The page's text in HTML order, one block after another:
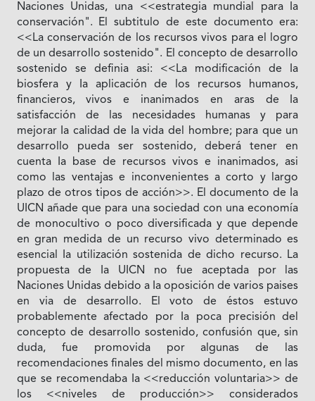
Naciones Unidas, una <<estrategia mundial para Ia
conservación". El subtitulo de este documento era:
<<La conservación de los recursos vivos para el logro
de un desarrollo sostenido". El concepto de desarrollo
sostenido se definia asi: <<La modificación de Ia
biosfera y Ia aplicación de los recursos humanos,
financieros, vivos e inanimados en aras de Ia
satisfacción de las necesidades humanas y para
mejorar Ia calidad de Ia vida del hombre; para que un
desarrollo pueda ser sostenido, deberá tener en
cuenta Ia base de recursos vivos e inanimados, asi
como las ventajas e inconvenientes a corto y largo
plazo de otros tipos de acción>>. El documento de Ia
UICN añade que para una sociedad con una economía
de monocultivo o poco diversificada y que depende
en gran medida de un recurso vivo determinado es
esencial Ia utilización sostenida de dicho recurso. La
propuesta de Ia UICN no fue aceptada por las
Naciones Unidas debido a Ia oposición de varios paises
en via de desarrollo. El voto de éstos estuvo
probablemente afectado por Ia poca precisión del
concepto de desarrollo sostenido, confusión que, sin
duda, fue promovida por algunas de las
recomendaciones finales del mismo documento, en las
que se recomendaba Ia <<reducción voluntaria>> de
los <<niveles de producción>> considerados